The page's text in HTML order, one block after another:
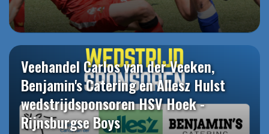
Veehandel Carlos van der Veeken,
Benjamin's Catering en Allesz Hulst
wedstrijdsponsoren HSV Hoek -
Rijnsburgse Boys